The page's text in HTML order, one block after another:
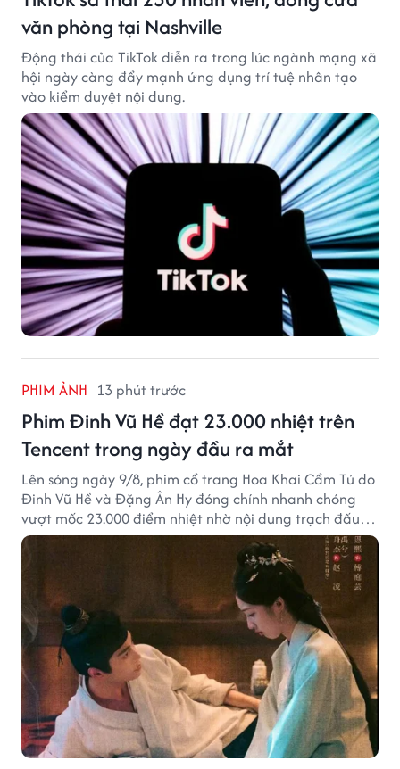
văn phòng tại Nashville
Động thái của TikTok diễn ra trong lúc ngành mạng xã
hội ngày càng đẩy mạnh ứng dụng trí tuệ nhân tạo
vào kiểm duyệt nội dung.
PHIM ẢNH 13 phút trước
Phim Đinh Vũ Hề đạt 23.000 nhiệt trên
Tencent trong ngày đầu ra mắt
Lên sóng ngày 9/8, phim cổ trang Hoa Khai Cẩm Tú do
Đinh Vũ Hề và Đặng Ân Hy đóng chính nhanh chóng
vượt mốc 23.000 điểm nhiệt nhờ nội dung trạch đấu
cuốn hút.